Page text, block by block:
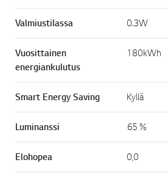
Valmiustilassa 0.3W
Vuosittainen
energiankulutus
180kWh
Smart Energy Saving Kyllä
Luminanssi 65 %
Elohopea 0,0